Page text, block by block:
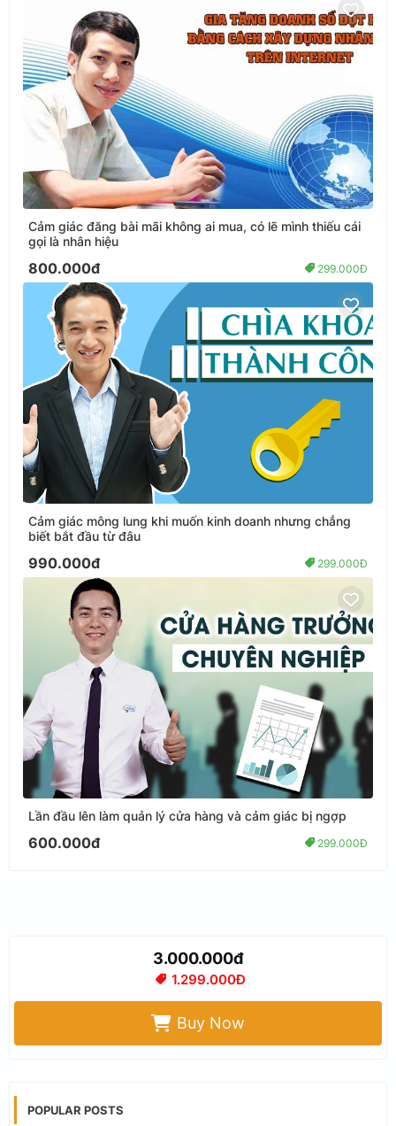
Cảm giác đăng bài mãi không ai mua, có lẽ mình thiếu cái
gọi là nhân hiệu
800.000đ 299.000Đ
Cảm giác mông lung khi muốn kinh doanh nhưng chẳng
biết bắt đầu từ đâu
990.000đ 299.000Đ
Lần đầu lên làm quản lý cửa hàng và cảm giác bị ngợp
600.000đ 299.000Đ
3.000.000đ
1.299.000Đ
Buy Now
POPULAR POSTS